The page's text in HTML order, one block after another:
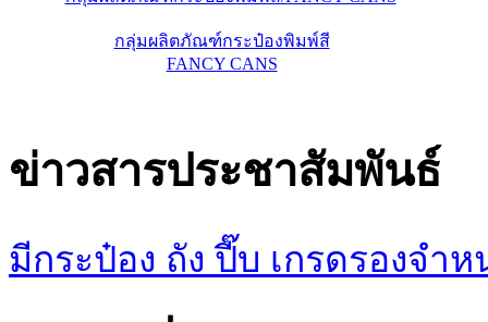
กลุ่มผลิตภัณฑ์กระป๋องพิมพ์สี
FANCY CANS
ข่าวสารประชาสัมพันธ์
มีกระป๋อง ถัง ปี๊บ เกรดรองจำ